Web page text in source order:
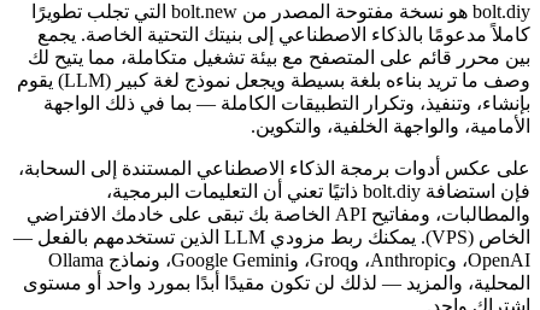
bolt.diy هو نسخة مفتوحة المصدر من bolt.new التي تجلب تطويرًا
كاملاً مدعومًا بالذكاء الاصطناعي إلى بنيتك التحتية الخاصة. يجمع
بين محرر قائم على المتصفح مع بيئة تشغيل متكاملة، مما يتيح لك
وصف ما تريد بناءه بلغة بسيطة ويجعل نموذج لغة كبير (LLM) يقوم
بإنشاء، وتنفيذ، وتكرار التطبيقات الكاملة — بما في ذلك الواجهة
الأمامية، والواجهة الخلفية، والتكوين.
على عكس أدوات برمجة الذكاء الاصطناعي المستندة إلى السحابة،
فإن استضافة bolt.diy ذاتيًا تعني أن التعليمات البرمجية،
والمطالبات، ومفاتيح API الخاصة بك تبقى على خادمك الافتراضي
الخاص (VPS). يمكنك ربط مزودي LLM الذين تستخدمهم بالفعل —
OpenAI، وAnthropic، وGroq، وGoogle Gemini، ونماذج Ollama
المحلية، والمزيد — لذلك لن تكون مقيدًا أبدًا بمورد واحد أو مستوى
اشتراك واحد.